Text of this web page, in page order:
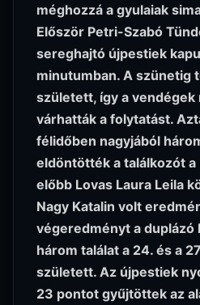
méghozzá a gyulaiak
Először Petri-Szabó
sereghajtó újpestiek
minutumban. A szünetig
született, így a
várhatták a folytatást.
félidőben nagyjából
eldöntötték a találkozót
előbb Lovas Laura Leila
Nagy Katalin volt
végeredményt a duplázó
három találat a 24. és a
született. Az újpestiek
23 pontot gyűjtöttek az